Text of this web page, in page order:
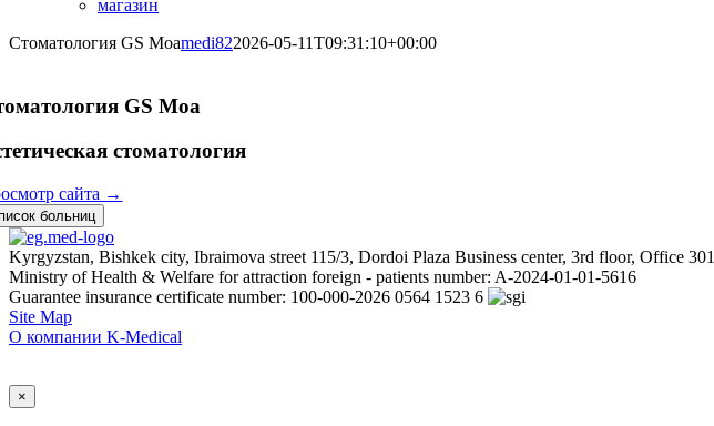
магазин
Стоматология GS Moamedi822026-05-11T09:31:10+00:00
GS Moa
стоматология
сайта →
больниц
Kyrgyzstan, Bishkek city, Ibraimova street 115/3, Dordoi Plaza Business center, 3rd floor, Office 301
Ministry of Health & Welfare for attraction foreign - patients number: A-2024-01-01-5616
Guarantee insurance certificate number: 100-000-2026 0564 1523 6
Site Map
О компании K-Medical
×